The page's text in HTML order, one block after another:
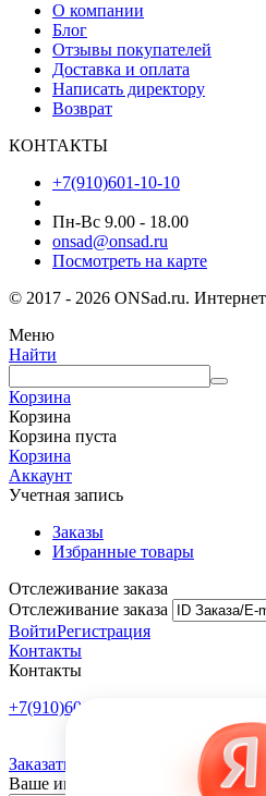
О компании
Блог
Отзывы покупателей
Доставка и оплата
Написать директору
Возврат
КОНТАКТЫ
+7(910)601-10-10
Пн-Вс 9.00 - 18.00
onsad@onsad.ru
Посмотреть на карте
© 2017 - 2026 ONSad.ru.
Меню
Найти
Корзина
Корзина
Корзина пуста
Корзина
Аккаунт
Учетная запись
Заказы
Избранные товары
Отслеживание заказа
Отслеживание заказа
ВойтиРегистрация
Контакты
Контакты
+7(910)601-10-10
Заказать обратный звонок
Ваше имя